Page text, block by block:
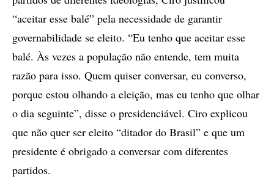
“aceitar esse balé” pela necessidade de garantir
governabilidade se eleito. “Eu tenho que aceitar esse
balé. Às vezes a população não entende, tem muita
razão para isso. Quem quiser conversar, eu converso,
porque estou olhando a eleição, mas eu tenho que olhar
o dia seguinte”, disse o presidenciável. Ciro explicou
que não quer ser eleito “ditador do Brasil” e que um
presidente é obrigado a conversar com diferentes
partidos.